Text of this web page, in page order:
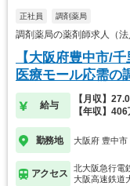
正社員 調剤薬局
調剤薬局の薬剤師求人（
【大阪府豊中市/
医療モール応需の
給与
【月収】
【年収】
勤務地 大阪府 豊中市
アクセス
北大阪急行電
大阪高速鉄道